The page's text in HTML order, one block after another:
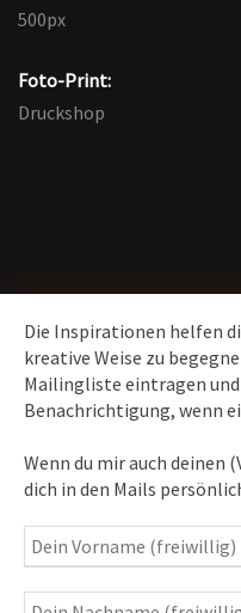
Die Inspirationen helfen
kreative Weise zu
Mailingliste eintragen
Benachrichtigung, wenn
Wenn du mir auch deinen
dich in den Mails
500px
Foto-Print:
Druckshop
News erhalten
Inspirationen
–
Heilung, Texte &
Fotografie– Fotoblog,